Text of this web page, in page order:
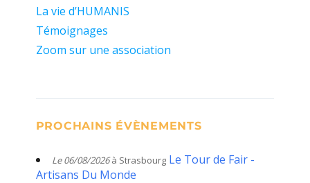
La vie d’HUMANIS
Témoignages
Zoom sur une association
PROCHAINS ÉVÈNEMENTS
Le 06/08/2026à Strasbourg Le Tour de Fair -
Artisans Du Monde